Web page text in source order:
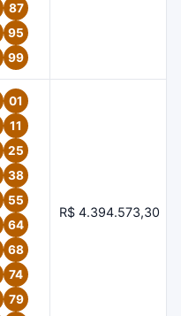
87
95
99
01
11
25
38
55
64
68
74
79
R$ 4.394.573,30